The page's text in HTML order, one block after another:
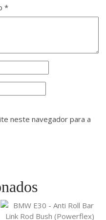
*
neste navegador para a